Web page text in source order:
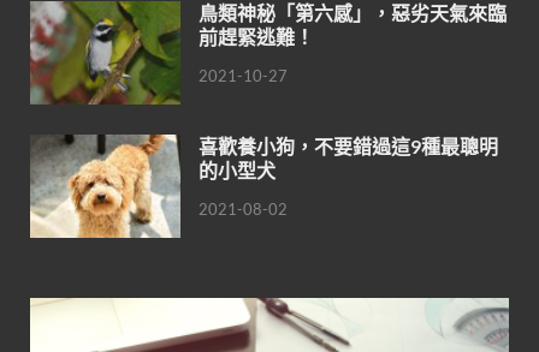
鳥類神秘「第六感」，惡劣天氣來臨
前趕緊逃難！
2021-10-27
喜歡養小狗，不要錯過這9種最聰明
的小型犬
2021-08-02